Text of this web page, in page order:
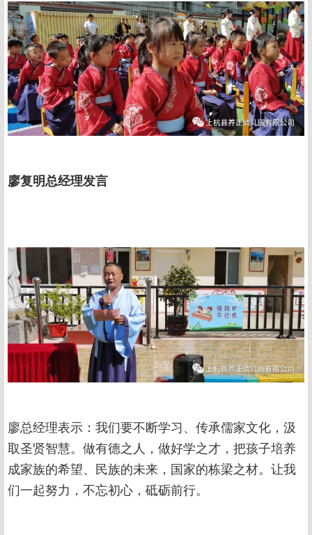
廖复明总经理发言
廖总经理表示：我们要不断学习、传承儒家文化，汲
取圣贤智慧。做有德之人，做好学之才，把孩子培养
成家族的希望、民族的未来，国家的栋梁之材。让我
们一起努力，不忘初心，砥砺前行。